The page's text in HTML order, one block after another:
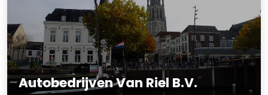
Autobedrijven Van Riel B.V.